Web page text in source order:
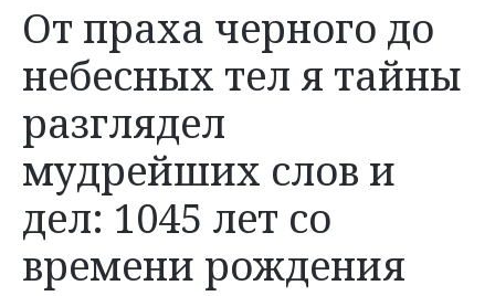
От праха черного до
небесных тел я тайны
разглядел
мудрейших слов и
дел: 1045 лет со
времени рождения